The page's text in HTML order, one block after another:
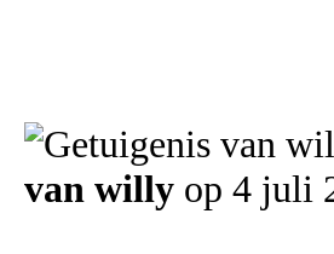
van willy op 4 juli